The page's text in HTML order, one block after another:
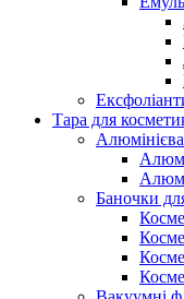
Тара для
Баночки